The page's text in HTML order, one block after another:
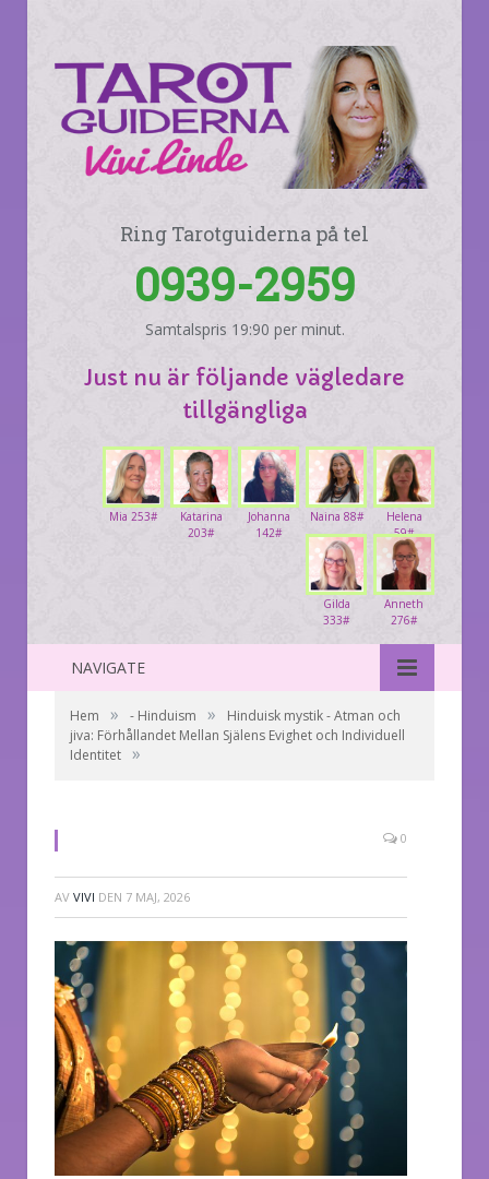
Ring Tarotguiderna på tel
0939-2959
Samtalspris 19:90 per minut.
Just nu är följande vägledare
tillgängliga
Helena
59#
Naina 88#
Johanna
142#
Katarina
203#
Mia 253#
Anneth
276#
Gilda
333#
NAVIGATE
Hem » - Hinduism »
Hinduisk mystik - Atman och
jiva: Förhållandet Mellan Själens Evighet och Individuell
Identitet »
0
AV VIVI DEN 7 MAJ, 2026